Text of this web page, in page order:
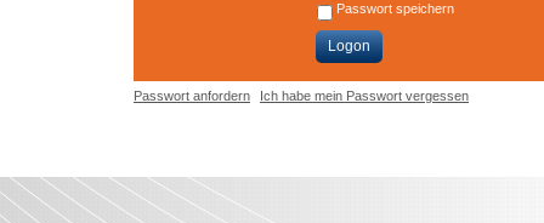
Passwort speichern
Logon
Passwort anfordern Ich habe mein Passwort vergessen